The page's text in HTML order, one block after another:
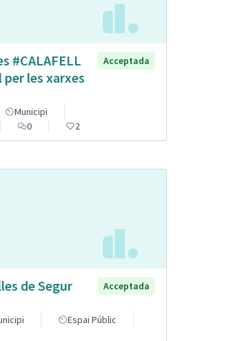
#CALAFELL
les xarxes
Acceptada
Municipi
0 2
de Segur Acceptada
Espai Públic